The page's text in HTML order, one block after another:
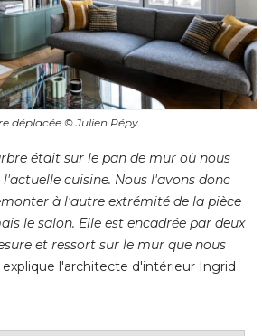
déplacée © Julien Pépy
était sur le pan de mur où nous
cuisine. Nous l'avons donc
à l'autre extrémité de la pièce
le salon. Elle est encadrée par deux
et ressort sur le mur que nous
explique l'architecte d'intérieur Ingrid